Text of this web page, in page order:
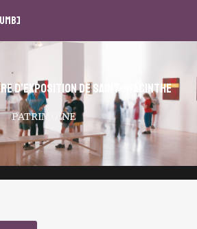
d’exposition de Saint-Hyacinthe
PATRIMOINE